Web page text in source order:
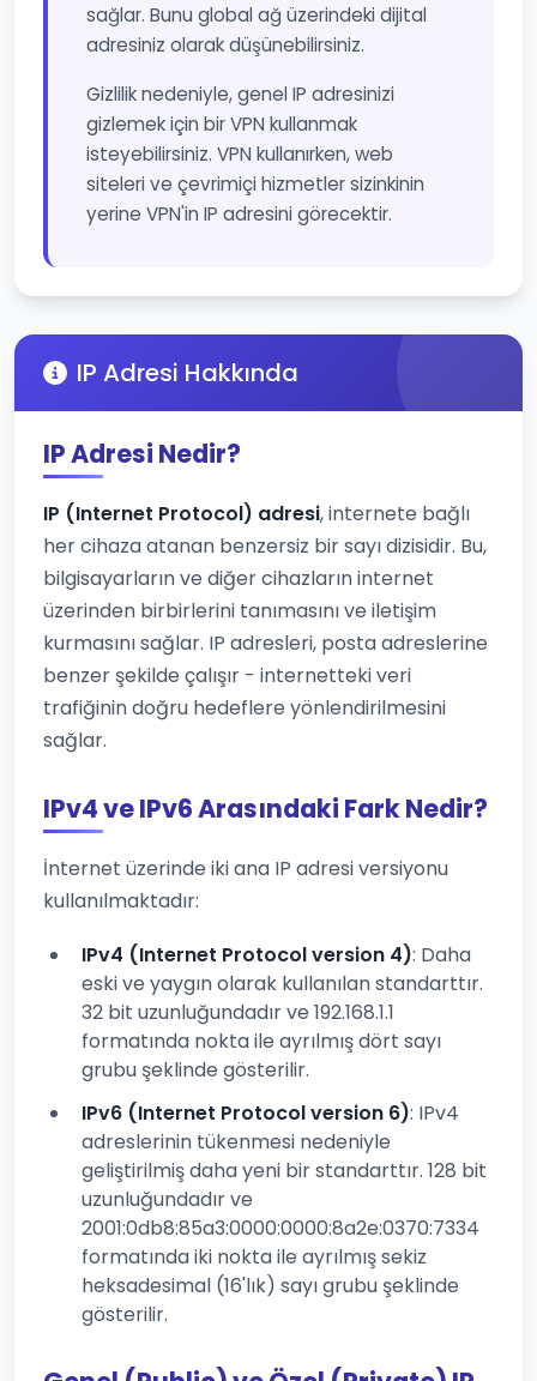
sağlar. Bunu global ağ üzerindeki dijital
adresiniz olarak düşünebilirsiniz.
Gizlilik nedeniyle, genel IP adresinizi
gizlemek için bir VPN kullanmak
isteyebilirsiniz. VPN kullanırken, web
siteleri ve çevrimiçi hizmetler sizinkinin
yerine VPN'in IP adresini görecektir.
IP Adresi Hakkında
IP Adresi Nedir?
IP (Internet Protocol) adresi, internete bağlı
her cihaza atanan benzersiz bir sayı dizisidir. Bu,
bilgisayarların ve diğer cihazların internet
üzerinden birbirlerini tanımasını ve iletişim
kurmasını sağlar. IP adresleri, posta adreslerine
benzer şekilde çalışır - internetteki veri
trafiğinin doğru hedeflere yönlendirilmesini
sağlar.
IPv4 ve IPv6 Arasındaki Fark Nedir?
İnternet üzerinde iki ana IP adresi versiyonu
kullanılmaktadır:
IPv4 (Internet Protocol version 4): Daha
eski ve yaygın olarak kullanılan standarttır.
32 bit uzunluğundadır ve 192.168.1.1
formatında nokta ile ayrılmış dört sayı
grubu şeklinde gösterilir.
IPv6 (Internet Protocol version 6): IPv4
adreslerinin tükenmesi nedeniyle
geliştirilmiş daha yeni bir standarttır. 128 bit
uzunluğundadır ve
2001:0db8:85a3:0000:0000:8a2e:0370:7334
formatında iki nokta ile ayrılmış sekiz
heksadesimal (16'lık) sayı grubu şeklinde
gösterilir.